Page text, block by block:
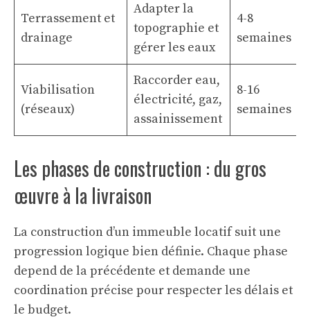
Terrassement et
drainage
Adapter la
topographie et
gérer les eaux
4-8
semaines
Viabilisation
(réseaux)
Raccorder eau,
électricité, gaz,
assainissement
8-16
semaines
Les phases de construction : du gros
œuvre à la livraison
La construction d’un immeuble locatif suit une
progression logique bien définie. Chaque phase
depend de la précédente et demande une
coordination précise pour respecter les délais et
le budget.